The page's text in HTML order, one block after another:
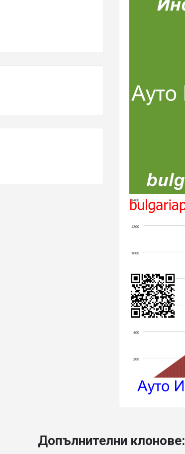
Допълнителни клонове: